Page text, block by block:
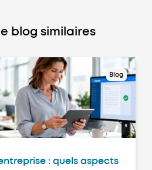
blog similaires
Blog
: quels aspects